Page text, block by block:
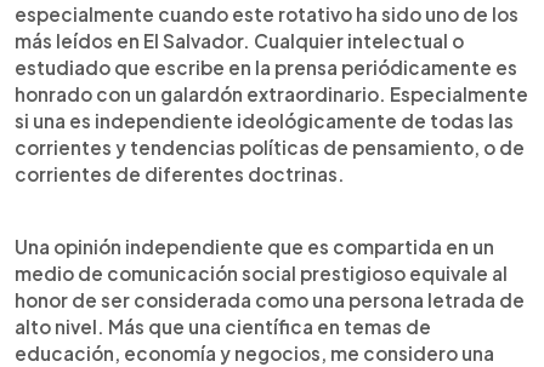
especialmente cuando este rotativo ha sido uno de los
más leídos en El Salvador. Cualquier intelectual o
estudiado que escribe en la prensa periódicamente es
honrado con un galardón extraordinario. Especialmente
si una es independiente ideológicamente de todas las
corrientes y tendencias políticas de pensamiento, o de
corrientes de diferentes doctrinas.
Una opinión independiente que es compartida en un
medio de comunicación social prestigioso equivale al
honor de ser considerada como una persona letrada de
alto nivel. Más que una científica en temas de
educación, economía y negocios, me considero una